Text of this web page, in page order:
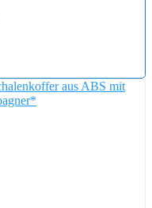
aus ABS mit